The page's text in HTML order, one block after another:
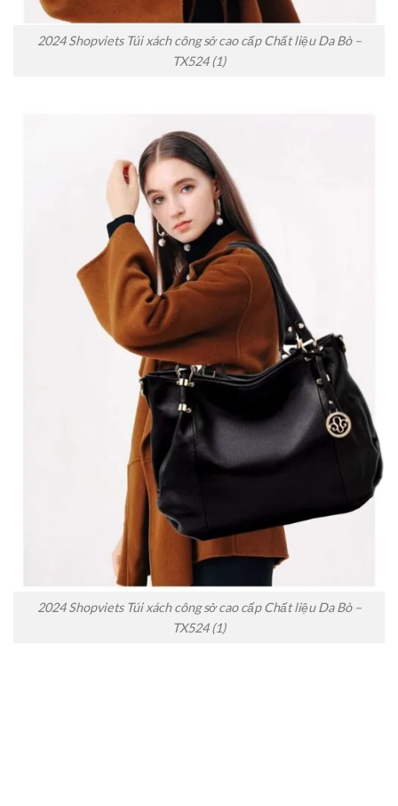
2024 Shopviets Túi xách công sở cao cấp Chất liệu Da Bò –
TX524 (1)
2024 Shopviets Túi xách công sở cao cấp Chất liệu Da Bò –
TX524 (1)